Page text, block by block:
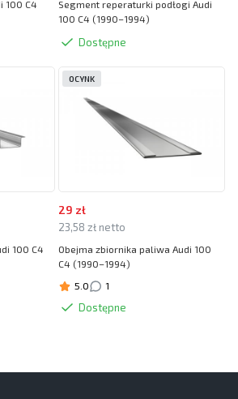
100 C4
Segment reperaturki podłogi Audi
100 C4 (1990–1994)
Dostępne
100 C4
29 zł
23,58 zł netto
Obejma zbiornika paliwa Audi 100
C4 (1990–1994)
5.0
1
Dostępne
OCYNK